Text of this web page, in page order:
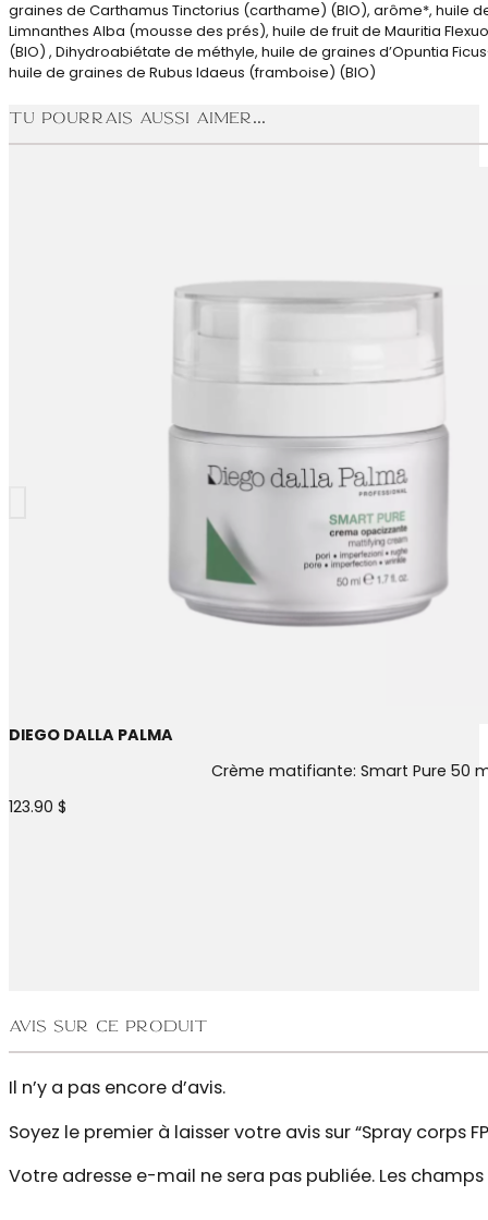
graines de Carthamus Tinctorius (carthame) (BIO), arôme*, huile
Limnanthes Alba (mousse des prés), huile de fruit de Mauritia
(BIO) , Dihydroabiétate de méthyle, huile de graines d’Opuntia
huile de graines de Rubus Idaeus (framboise) (BIO)
Tu pourrais aussi aimer...
DIEGO DALLA PALMA
Crème matifiante: Smart Pure 50
123.90 $
Avis sur ce produit
Il n’y a pas encore d’avis.
Soyez le premier à laisser votre avis sur “Spray corps
Votre adresse e-mail ne sera pas publiée. Les